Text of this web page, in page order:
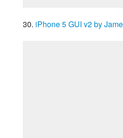
30. iPhone 5 GUI v2 by